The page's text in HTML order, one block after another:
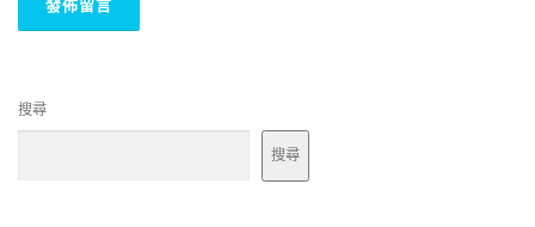
搜尋
搜尋